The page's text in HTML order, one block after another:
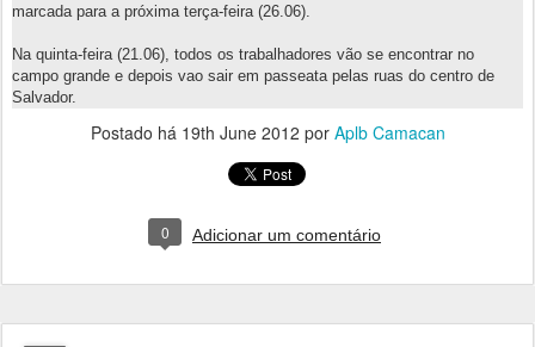
marcada para a próxima terça-feira (26.06).
Na quinta-feira (21.06), todos os trabalhadores vão se encontrar no
campo grande e depois vao sair em passeata pelas ruas do centro de
Salvador.
Postado há 19th June 2012 por Aplb Camacan
0 Adicionar um comentário